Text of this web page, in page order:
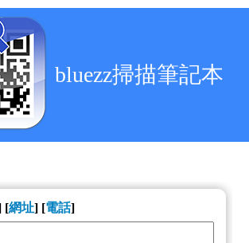
bluezz掃描筆記本
[網址] [電話]